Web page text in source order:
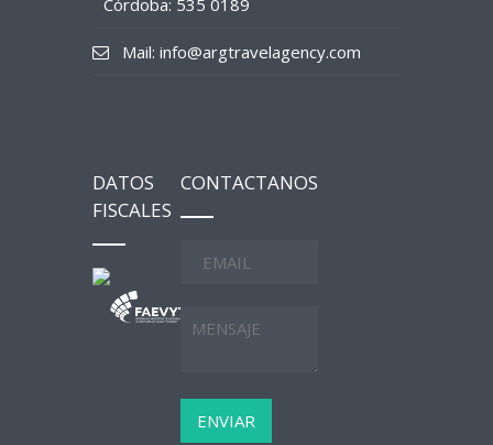
Córdoba: 535 0189
Mail: info@argtravelagency.com
DATOS
FISCALES
CONTACTANOS